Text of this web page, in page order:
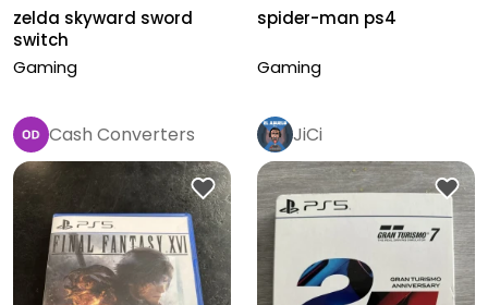
zelda skyward sword
switch
Gaming
spider-man ps4
Gaming
Cash Converters
Pro
JiCi